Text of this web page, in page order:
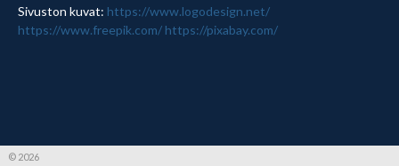
Sivuston kuvat: https://www.logodesign.net/
https://www.freepik.com/ https://pixabay.com/
© 2026